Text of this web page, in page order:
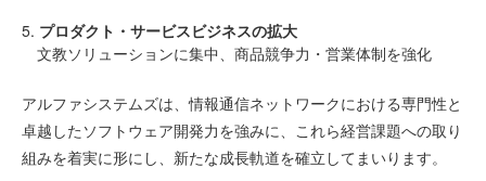
5. プロダクト・サービスビジネスの拡大
文教ソリューションに集中、商品競争力・営業体制を強化
アルファシステムズは、情報通信ネットワークにおける専門性と
卓越したソフトウェア開発力を強みに、これら経営課題への取り
組みを着実に形にし、新たな成長軌道を確立してまいります。